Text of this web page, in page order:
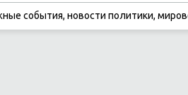
события, новости политики,